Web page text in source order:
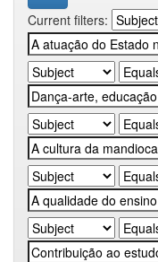
Current filters: